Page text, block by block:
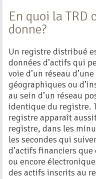
En quoi la TRD
donne?
Un registre distribué
données d’actifs qui
voie d’un réseau
géographiques ou
au sein d’un réseau
identique du registre.
registre apparaît
registre, dans les
les secondes qui
d’actifs financiers
ou encore
des actifs inscrits au